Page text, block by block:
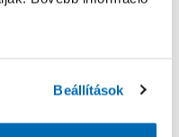
Beállítások